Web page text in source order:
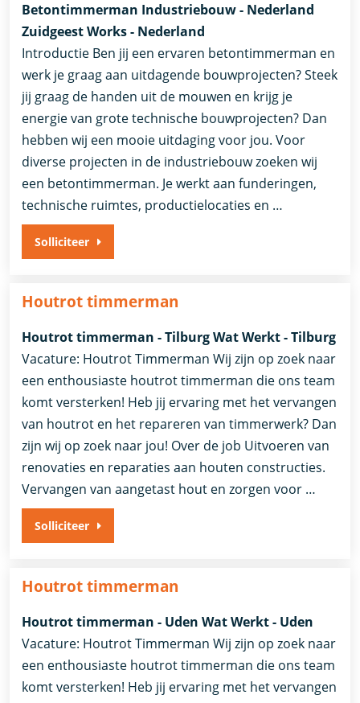
Betontimmerman Industriebouw - Nederland
Zuidgeest Works - Nederland
Introductie Ben jij een ervaren betontimmerman en
werk je graag aan uitdagende bouwprojecten? Steek
jij graag de handen uit de mouwen en krijg je
energie van grote technische bouwprojecten? Dan
hebben wij een mooie uitdaging voor jou. Voor
diverse projecten in de industriebouw zoeken wij
een betontimmerman. Je werkt aan funderingen,
technische ruimtes, productielocaties en …
Solliciteer
Houtrot timmerman
Houtrot timmerman - Tilburg Wat Werkt - Tilburg
Vacature: Houtrot Timmerman Wij zijn op zoek naar
een enthousiaste houtrot timmerman die ons team
komt versterken! Heb jij ervaring met het vervangen
van houtrot en het repareren van timmerwerk? Dan
zijn wij op zoek naar jou! Over de job Uitvoeren van
renovaties en reparaties aan houten constructies.
Vervangen van aangetast hout en zorgen voor …
Solliciteer
Houtrot timmerman
Houtrot timmerman - Uden Wat Werkt - Uden
Vacature: Houtrot Timmerman Wij zijn op zoek naar
een enthousiaste houtrot timmerman die ons team
komt versterken! Heb jij ervaring met het vervangen